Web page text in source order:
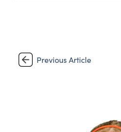
Previous Article